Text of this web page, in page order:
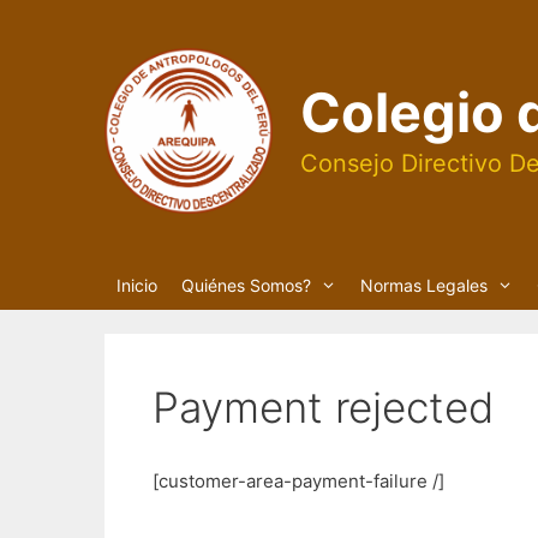
Colegio
Consejo Directivo
Inicio Quiénes Somos? Normas Legales
Payment rejected
[customer-area-payment-failure /]